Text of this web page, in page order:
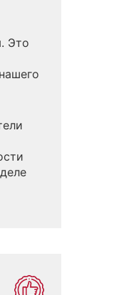
Это